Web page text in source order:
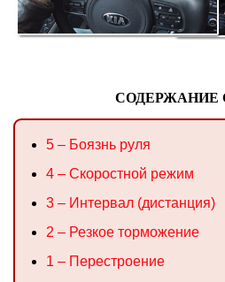
СОДЕРЖАНИЕ
5 – Боязнь руля
4 – Скоростной режим
3 – Интервал (дистанция)
2 – Резкое торможение
1 – Перестроение